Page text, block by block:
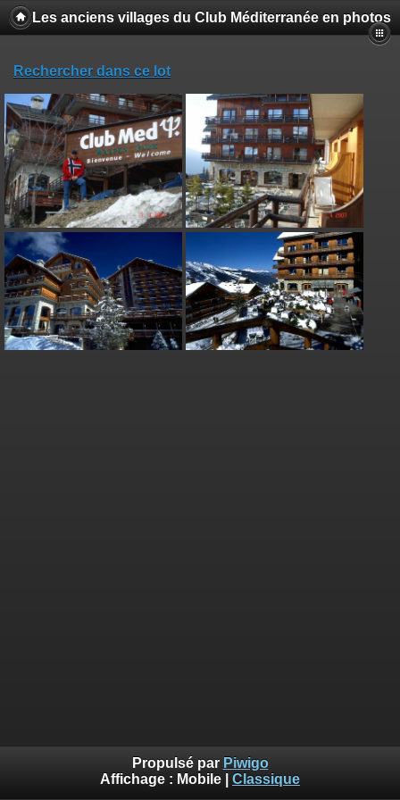
Les anciens villages du Club Méditerranée en photos
Rechercher dans ce lot
Propulsé par Piwigo
Affichage : Mobile Classique